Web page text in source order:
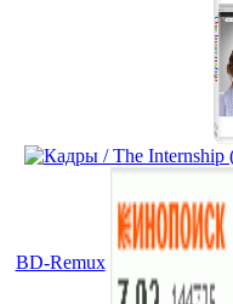
BD-Remux